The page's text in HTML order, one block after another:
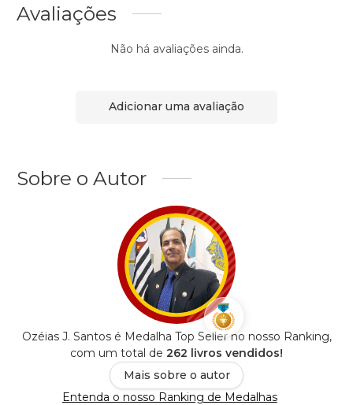
Avaliações
Não há avaliações ainda.
Adicionar uma avaliação
Sobre o Autor
Ozéias J. Santos é Medalha Top Seller no nosso Ranking,
com um total de 262 livros vendidos!
Mais sobre o autor
Entenda o nosso Ranking de Medalhas